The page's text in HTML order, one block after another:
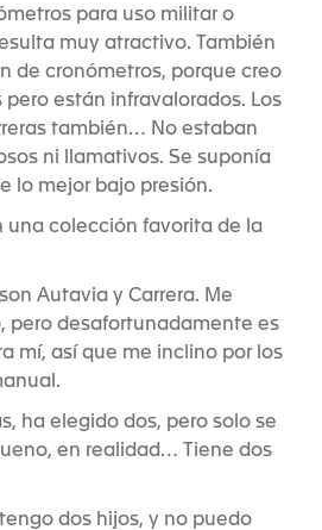
para uso militar o
muy atractivo. También
de cronómetros, porque creo
están infravalorados. Los
también… No estaban
ni llamativos. Se suponía
lo mejor bajo presión.
una colección favorita de la
Autavia y Carrera. Me
pero desafortunadamente es
mí, así que me inclino por los
ha elegido dos, pero solo se
en realidad… Tiene dos
dos hijos, y no puedo